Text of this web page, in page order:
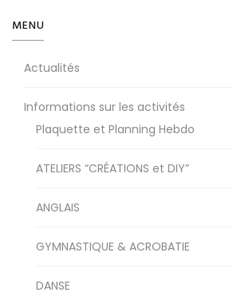
MENU
Actualités
Informations sur les activités
Plaquette et Planning Hebdo
ATELIERS “CRÉATIONS et DIY”
ANGLAIS
GYMNASTIQUE & ACROBATIE
DANSE